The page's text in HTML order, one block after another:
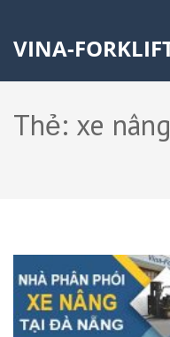
VINA-
Thẻ: xe